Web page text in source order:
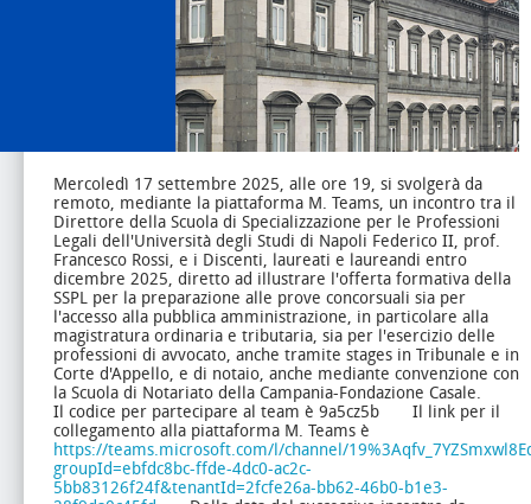
Mercoledì 17 settembre 2025, alle ore 19, si svolgerà da
remoto, mediante la piattaforma M. Teams, un incontro tra il
Direttore della Scuola di Specializzazione per le Professioni
Legali dell'Università degli Studi di Napoli Federico II, prof.
Francesco Rossi, e i Discenti, laureati e laureandi entro
dicembre 2025, diretto ad illustrare l'offerta formativa della
SSPL per la preparazione alle prove concorsuali sia per
l'accesso alla pubblica amministrazione, in particolare alla
magistratura ordinaria e tributaria, sia per l'esercizio delle
professioni di avvocato, anche tramite stages in Tribunale e in
Corte d'Appello, e di notaio, anche mediante convenzione con
la Scuola di Notariato della Campania-Fondazione Casale.
Il codice per partecipare al team è 9a5cz5b Il link per il
collegamento alla piattaforma M. Teams è
https://teams.microsoft.com/l/channel/
groupId=ebfdc8bc-ffde-4dc0-ac2c-
5bb83126f24f&tenantId=2fcfe26a-bb62-46b0-b1e3-